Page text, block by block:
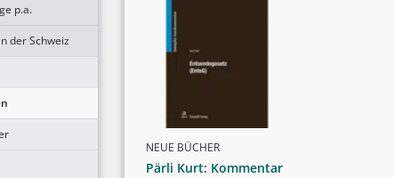
p.a.
der Schweiz
NEUE BÜCHER
Pärli Kurt: Kommentar